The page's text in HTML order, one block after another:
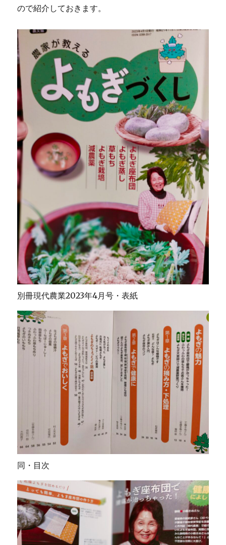
ので紹介しておきます。
別冊現代農業2023年4月号・表紙
同・目次